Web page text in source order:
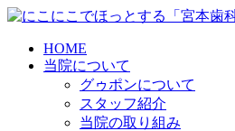
HOME
当院について
グゥポンについて
スタッフ紹介
当院の取り組み